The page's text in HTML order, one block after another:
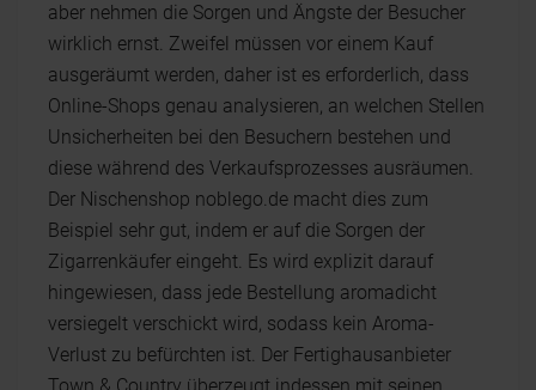
aber nehmen die Sorgen und Ängste der Besucher
wirklich ernst. Zweifel müssen vor einem Kauf
ausgeräumt werden, daher ist es erforderlich, dass
Online-Shops genau analysieren, an welchen Stellen
Unsicherheiten bei den Besuchern bestehen und
diese während des Verkaufsprozesses ausräumen.
Der Nischenshop noblego.de macht dies zum
Beispiel sehr gut, indem er auf die Sorgen der
Zigarrenkäufer eingeht. Es wird explizit darauf
hingewiesen, dass jede Bestellung aromadicht
versiegelt verschickt wird, sodass kein Aroma-
Verlust zu befürchten ist. Der Fertighausanbieter